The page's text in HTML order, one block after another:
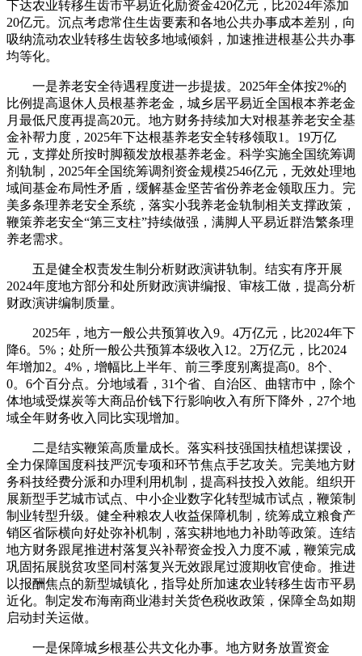
下达农业转移生齿市平易近化励资金420亿元，比2024年添加
20亿元。沉点考虑常住生齿要素和各地公共办事成本差别，向
吸纳流动农业转移生齿较多地域倾斜，加速推进根基公共办事
均等化。
一是养老安全待遇程度进一步提拔。2025年全体按2%的
比例提高退休人员根基养老金，城乡居平易近全国根本养老金
月最低尺度再提高20元。地方财务持续加大对根基养老安全基
金补帮力度，2025年下达根基养老安全转移领取1。19万亿
元，支撑处所按时脚额发放根基养老金。科学实施全国统筹调
剂轨制，2025年全国统筹调剂资金规模2546亿元，无效处理地
域间基金布局性矛盾，缓解基金坚苦省份养老金领取压力。完
美多条理养老安全系统，落实小我养老金轨制相关支撑政策，
鞭策养老安全“第三支柱”持续做强，满脚人平易近群浩繁条理
养老需求。
五是健全权责发生制分析财政演讲轨制。结实有序开展
2024年度地方部分和处所财政演讲编报、审核工做，提高分析
财政演讲编制质量。
2025年，地方一般公共预算收入9。4万亿元，比2024年下
降6。5%；处所一般公共预算本级收入12。2万亿元，比2024
年增加2。4%，增幅比上半年、前三季度别离提高0。8个、
0。6个百分点。分地域看，31个省、自治区、曲辖市中，除个
体地域受煤炭等大商品价钱下行影响收入有所下降外，27个地
域全年财务收入同比实现增加。
二是结实鞭策高质量成长。落实科技强国扶植想谋摆设，
全力保障国度科技严沉专项和环节焦点手艺攻关。完美地方财
务科技经费分派和办理利用机制，提高科技投入效能。组织开
展新型手艺城市试点、中小企业数字化转型城市试点，鞭策制
制业转型升级。健全种粮农人收益保障机制，统筹成立粮食产
销区省际横向好处弥补机制，落实耕地地力补助等政策。连结
地方财务跟尾推进村落复兴补帮资金投入力度不减，鞭策完成
巩固拓展脱贫攻坚同村落复兴无效跟尾过渡期收官使命。推进
以报酬焦点的新型城镇化，指导处所加速农业转移生齿市平易
近化。制定发布海南商业港封关货色税收政策，保障全岛如期
启动封关运做。
一是保障城乡根基公共文化办事。地方财务放置资金